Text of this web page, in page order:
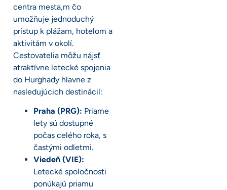
centra mesta,m čo
umožňuje jednoduchý
prístup k plážam, hotelom a
aktivitám v okolí.
Cestovatelia môžu nájsť
atraktívne letecké spojenia
do Hurghady hlavne z
nasledujúcich destinácií:
Praha (PRG): Priame
lety sú dostupné
počas celého roka, s
častými odletmi.
Viedeň (VIE):
Letecké spoločnosti
ponúkajú priamu